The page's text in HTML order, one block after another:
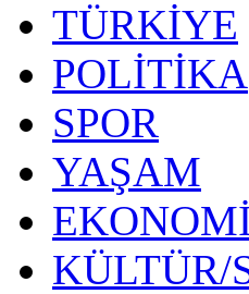
TÜRKİYE
POLİTİKA
SPOR
YAŞAM
KÜLTÜR/